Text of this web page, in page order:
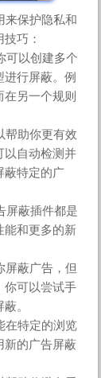
来保护隐私和
巧：
可以创建多个
行屏蔽。例
另一个规则
帮助你更有效
以自动检测并
蔽特定的广
屏蔽插件都是
能和更多的新
屏蔽广告，但
你可以尝试手
。
在特定的浏览
新的广告屏蔽